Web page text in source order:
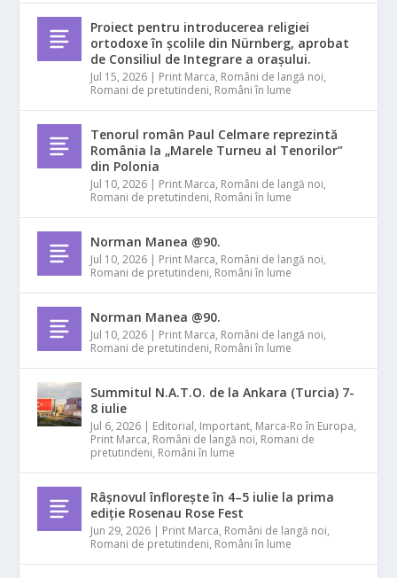
Proiect pentru introducerea religiei
ortodoxe în școlile din Nürnberg, aprobat
de Consiliul de Integrare a orașului.
Jul 15, 2026 | Print Marca, Români de langă noi,
Romani de pretutindeni, Români în lume
Tenorul român Paul Celmare reprezintă
România la „Marele Turneu al Tenorilor”
din Polonia
Jul 10, 2026 | Print Marca, Români de langă noi,
Romani de pretutindeni, Români în lume
Norman Manea @90.
Jul 10, 2026 | Print Marca, Români de langă noi,
Romani de pretutindeni, Români în lume
Norman Manea @90.
Jul 10, 2026 | Print Marca, Români de langă noi,
Romani de pretutindeni, Români în lume
Summitul N.A.T.O. de la Ankara (Turcia) 7-
8 iulie
Jul 6, 2026 | Editorial, Important, Marca-Ro în Europa,
Print Marca, Români de langă noi, Romani de
pretutindeni, Români în lume
Râșnovul înflorește în 4–5 iulie la prima
ediție Rosenau Rose Fest
Jun 29, 2026 | Print Marca, Români de langă noi,
Romani de pretutindeni, Români în lume